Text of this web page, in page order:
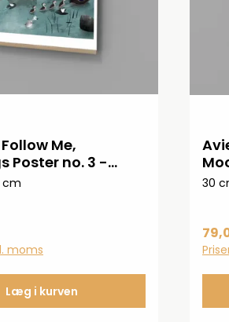
Me,
Poster no. 3 -
cm
moms
Læg i kurven
30